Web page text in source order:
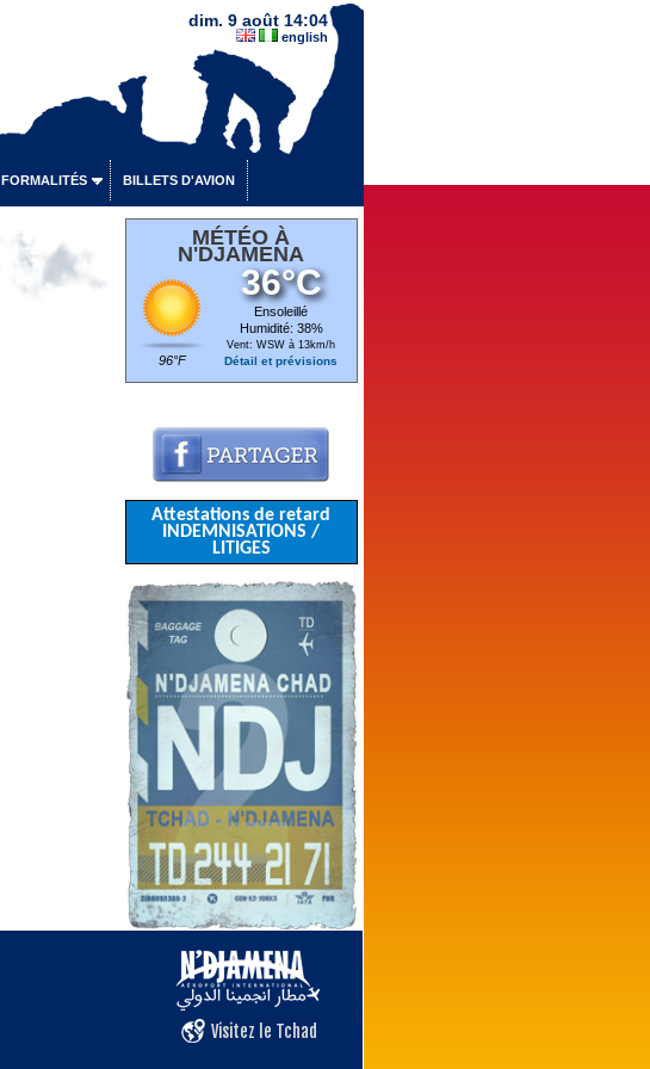
dim. 9 août 14:04
english
FORMALITÉS BILLETS D'AVION
MÉTÉO À
N'DJAMENA
96°F
36°C
Ensoleillé
Humidité: 38%
Vent: WSW à 13km/h
Détail et prévisions
Attestations de retard
INDEMNISATIONS /
LITIGES
Visitez le Tchad